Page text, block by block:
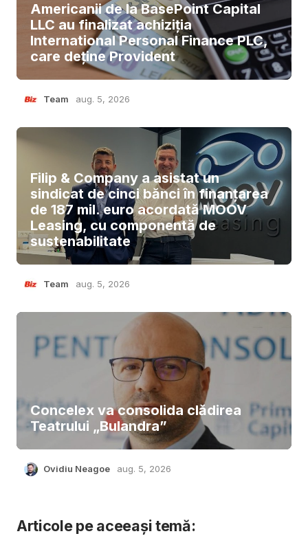
Americanii de la BasePoint Capital
LLC au finalizat achiziția
International Personal Finance PLC,
care deține Provident
Team aug. 5, 2026
Filip & Company a asistat un
sindicat de cinci bănci în finanțarea
de 187 mil. euro acordată MOOV
Leasing, cu componentă de
sustenabilitate
Team aug. 5, 2026
Concelex va consolida clădirea
Teatrului „Bulandra”
Ovidiu Neagoe aug. 5, 2026
Articole pe aceeași temă: